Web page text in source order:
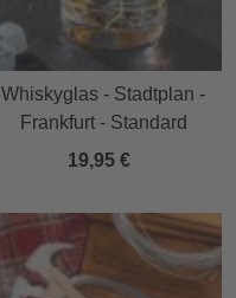
Whiskyglas - Stadtplan -
Frankfurt - Standard
19,95 €